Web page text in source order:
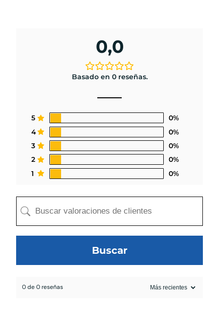
a la cotización
0,0
Basado en 0 reseñas.
5
0%
4
0%
3
0%
2
0%
1
0%
Buscar
0 de 0 reseñas